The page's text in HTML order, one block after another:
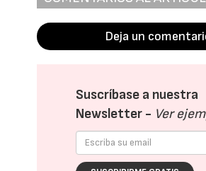
Deja un
Suscríbase a nuestra
Newsletter - Ver